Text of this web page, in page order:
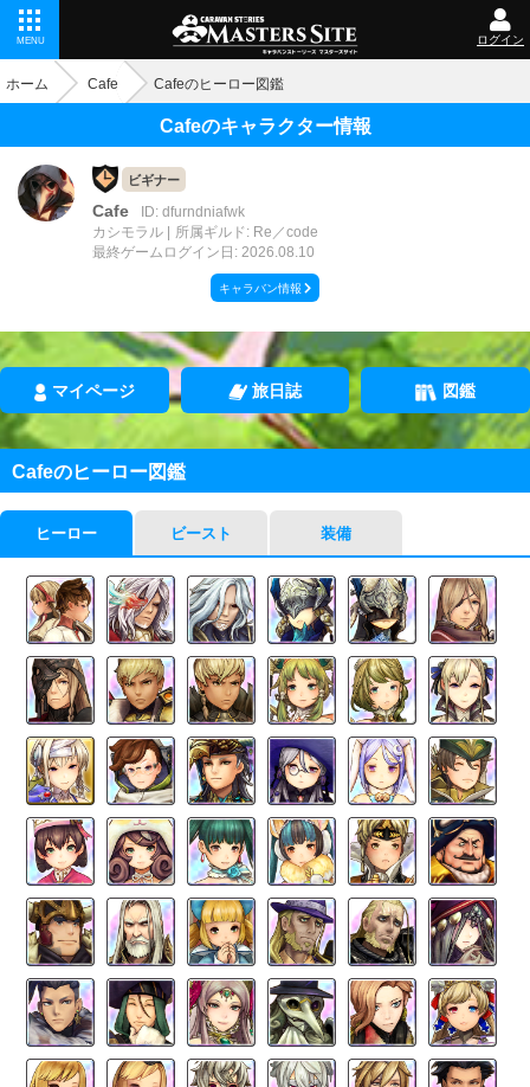
MENU ログイン
ホーム Cafe Cafeのヒーロー図鑑
Cafeのキャラクター情報
ビギナー
Cafe
ID: dfurndniafwk
カシモラル
所属ギルド: Re／code
最終ゲームログイン日: 2026.08.10
キャラバン情報
マイページ 旅日誌 図鑑
Cafeのヒーロー図鑑
ヒーロー ビースト 装備